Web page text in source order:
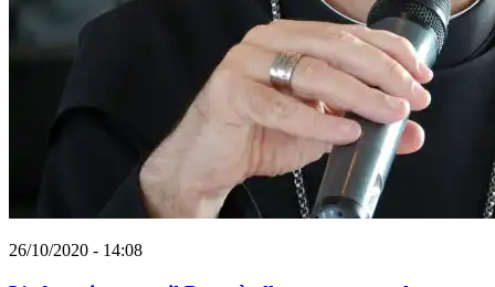
26/10/2020 - 14:08